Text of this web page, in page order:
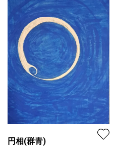
円相(群青)